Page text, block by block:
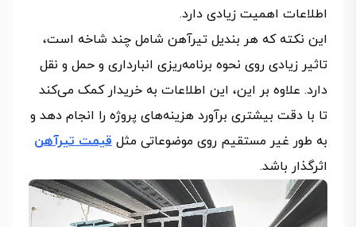
اطلاعات اهمیت زیادی دارد.
این نکته که هر بندیل تیرآهن شامل چند شاخه است،
تاثیر زیادی روی نحوه برنامه‌ریزی انبارداری و حمل‌ و نقل
دارد. علاوه بر این، این اطلاعات به خریدار کمک می‌کند
تا با دقت بیشتری برآورد هزینه‌های پروژه را انجام دهد و
به‌ طور غیر مستقیم روی موضوعاتی مثل قیمت تیرآهن
اثرگذار باشد.